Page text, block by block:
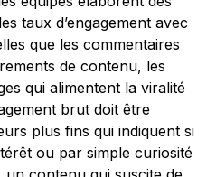
taux d’engagement avec
que les commentaires
de contenu, les
qui alimentent la viralité
brut doit être
plus fins qui indiquent si
ou par simple curiosité